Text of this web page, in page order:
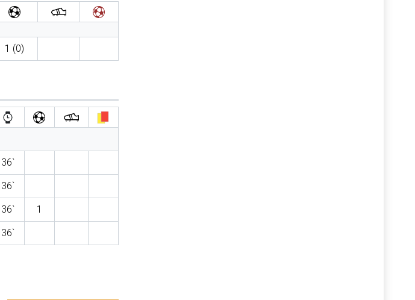
1 (0)
36`
36`
36` 1
36`